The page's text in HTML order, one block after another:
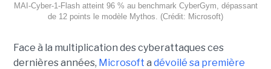
MAI-Cyber-1-Flash atteint 96 % au benchmark CyberGym, dépassant
de 12 points le modèle Mythos. (Crédit: Microsoft)
Face à la multiplication des cyberattaques ces
dernières années, Microsoft a dévoilé sa première